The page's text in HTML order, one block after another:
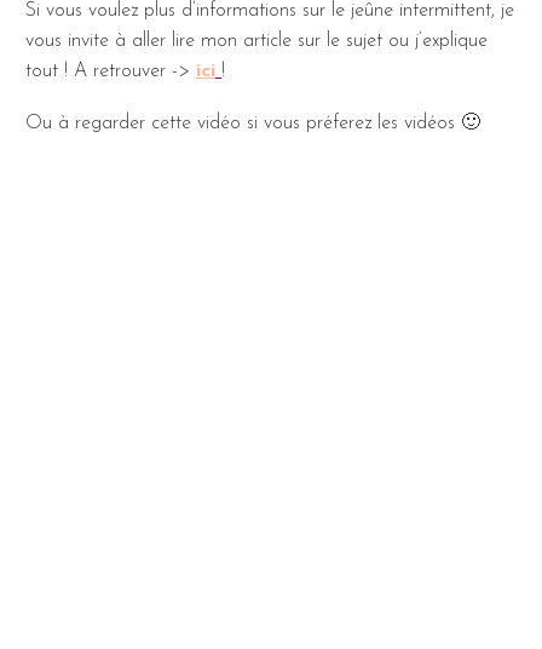
Si vous voulez plus d’informations sur le jeûne intermittent, je
vous invite à aller lire mon article sur le sujet ou j’explique
tout ! A retrouver -> ici !
Ou à regarder cette vidéo si vous préferez les vidéos 🙂